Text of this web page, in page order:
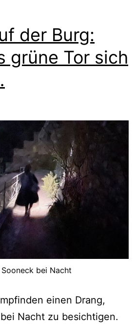
der Burg:
grüne Tor sich
Sooneck bei Nacht
einen Drang,
Nacht zu besichtigen.